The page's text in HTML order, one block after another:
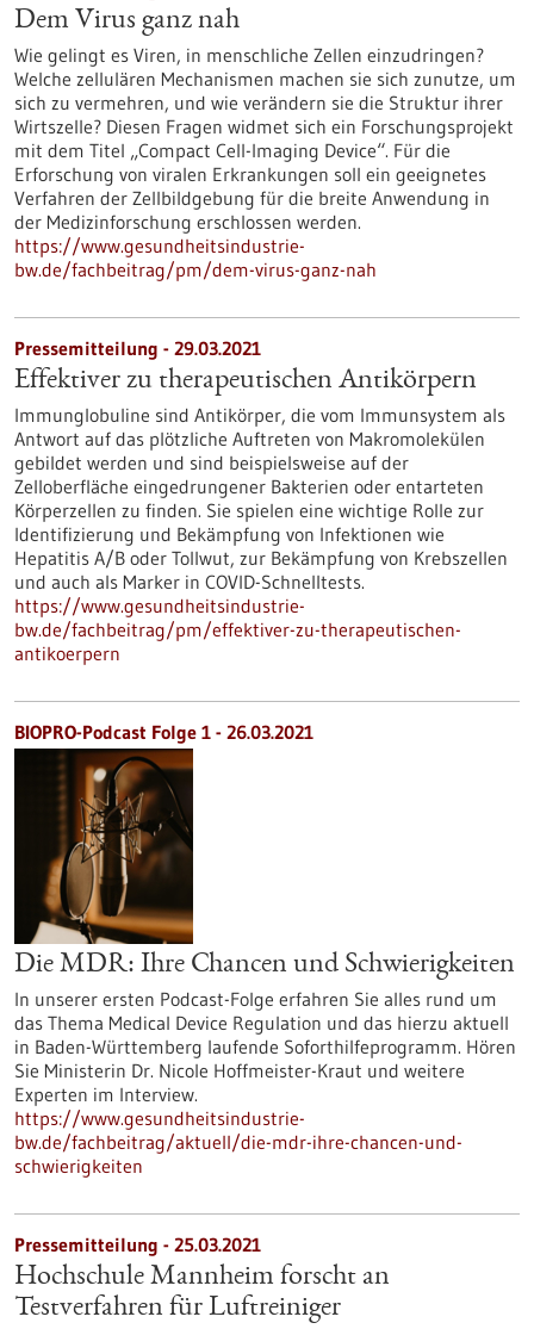
Dem Virus ganz nah
Wie gelingt es Viren, in menschliche Zellen einzudringen?
Welche zellulären Mechanismen machen sie sich zunutze, um
sich zu vermehren, und wie verändern sie die Struktur ihrer
Wirtszelle? Diesen Fragen widmet sich ein Forschungsprojekt
mit dem Titel „Compact Cell-Imaging Device“. Für die
Erforschung von viralen Erkrankungen soll ein geeignetes
Verfahren der Zellbildgebung für die breite Anwendung in
der Medizinforschung erschlossen werden.
https://www.gesundheitsindustrie-
bw.de/fachbeitrag/pm/dem-virus-ganz-nah
Pressemitteilung - 29.03.2021
Effektiver zu therapeutischen Antikörpern
Immunglobuline sind Antikörper, die vom Immunsystem als
Antwort auf das plötzliche Auftreten von Makromolekülen
gebildet werden und sind beispielsweise auf der
Zelloberfläche eingedrungener Bakterien oder entarteten
Körperzellen zu finden. Sie spielen eine wichtige Rolle zur
Identifizierung und Bekämpfung von Infektionen wie
Hepatitis A/B oder Tollwut, zur Bekämpfung von Krebszellen
und auch als Marker in COVID-Schnelltests.
https://www.gesundheitsindustrie-
bw.de/fachbeitrag/pm/effektiver-zu-therapeutischen-
antikoerpern
BIOPRO-Podcast Folge 1 - 26.03.2021
Die MDR: Ihre Chancen und Schwierigkeiten
In unserer ersten Podcast-Folge erfahren Sie alles rund um
das Thema Medical Device Regulation und das hierzu aktuell
in Baden-Württemberg laufende Soforthilfeprogramm. Hören
Sie Ministerin Dr. Nicole Hoffmeister-Kraut und weitere
Experten im Interview.
https://www.gesundheitsindustrie-
bw.de/fachbeitrag/aktuell/die-mdr-ihre-chancen-und-
schwierigkeiten
Pressemitteilung - 25.03.2021
Hochschule Mannheim forscht an
Testverfahren für Luftreiniger